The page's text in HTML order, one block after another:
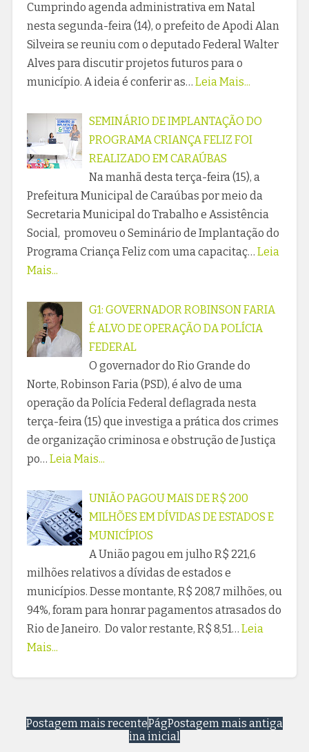
Cumprindo agenda administrativa em Natal
nesta segunda-feira (14), o prefeito de Apodi Alan
Silveira se reuniu com o deputado Federal Walter
Alves para discutir projetos futuros para o
município. A ideia é conferir as… Leia Mais...
SEMINÁRIO DE IMPLANTAÇÃO DO
PROGRAMA CRIANÇA FELIZ FOI
REALIZADO EM CARAÚBAS
Na manhã desta terça-feira (15), a
Prefeitura Municipal de Caraúbas por meio da
Secretaria Municipal do Trabalho e Assistência
Social, promoveu o Seminário de Implantação do
Programa Criança Feliz com uma capacitaç… Leia
Mais...
G1: GOVERNADOR ROBINSON FARIA
É ALVO DE OPERAÇÃO DA POLÍCIA
FEDERAL
O governador do Rio Grande do
Norte, Robinson Faria (PSD), é alvo de uma
operação da Polícia Federal deflagrada nesta
terça-feira (15) que investiga a prática dos crimes
de organização criminosa e obstrução de Justiça
po… Leia Mais...
UNIÃO PAGOU MAIS DE R$ 200
MILHÕES EM DÍVIDAS DE ESTADOS E
MUNICÍPIOS
A União pagou em julho R$ 221,6
milhões relativos a dívidas de estados e
municípios. Desse montante, R$ 208,7 milhões, ou
94%, foram para honrar pagamentos atrasados do
Rio de Janeiro. Do valor restante, R$ 8,51… Leia
Mais...
Postagem mais recente Postagem mais antiga
Pág
ina inicial